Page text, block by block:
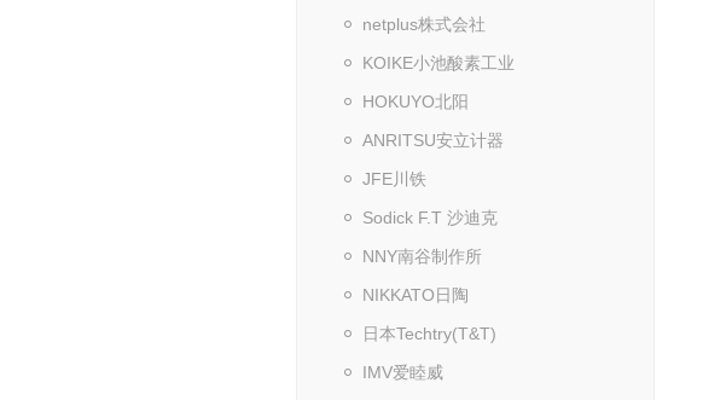
netplus株式会社
KOIKE小池酸素工业
HOKUYO北阳
ANRITSU安立计器
JFE川铁
Sodick F.T 沙迪克
NNY南谷制作所
NIKKATO日陶
日本Techtry(T&T)
IMV爱睦威